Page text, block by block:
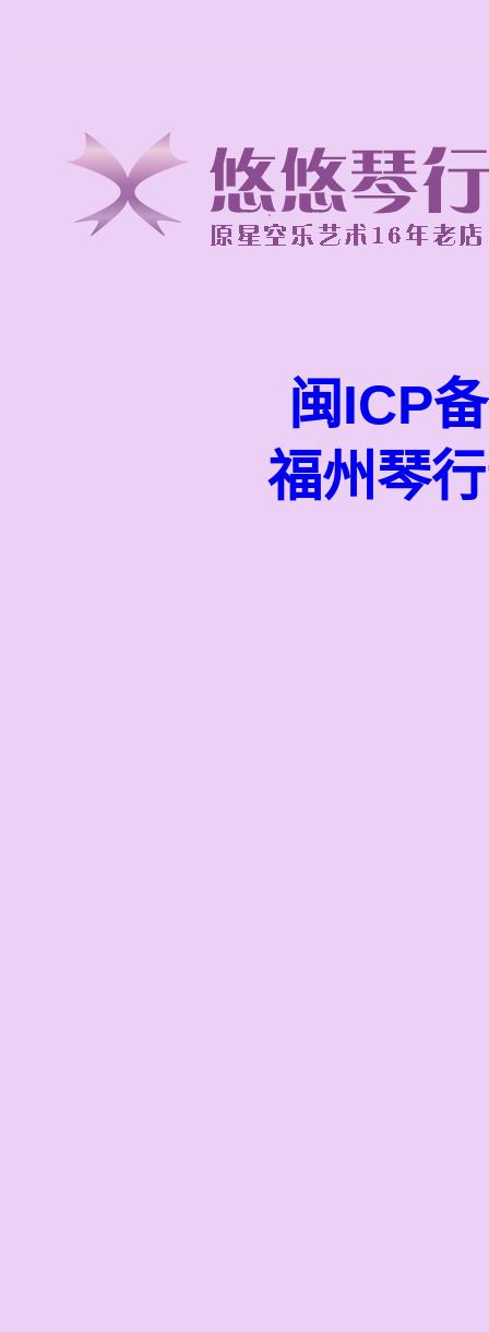
闽ICP
福州琴